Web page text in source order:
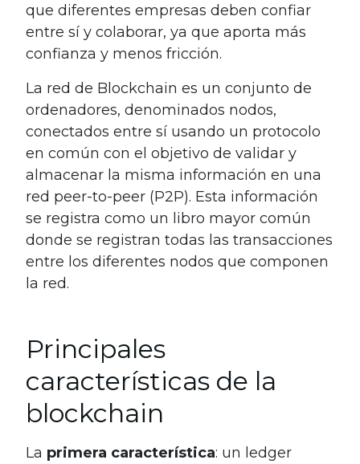
que diferentes empresas deben confiar
entre sí y colaborar, ya que aporta más
confianza y menos fricción.
La red de Blockchain es un conjunto de
ordenadores, denominados nodos,
conectados entre sí usando un protocolo
en común con el objetivo de validar y
almacenar la misma información en una
red peer-to-peer (P2P). Esta información
se registra como un libro mayor común
donde se registran todas las transacciones
entre los diferentes nodos que componen
la red.
Principales
características de la
blockchain
La primera característica: un ledger